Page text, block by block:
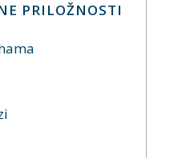
PRILOŽNOSTI